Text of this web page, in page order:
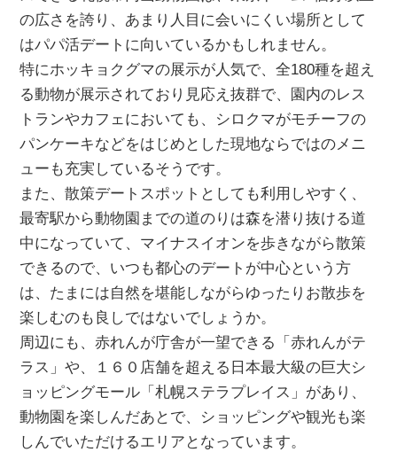
の広さを誇り、あまり人目に会いにくい場所として
はパパ活デートに向いているかもしれません。
特にホッキョクグマの展示が人気で、全180種を超え
る動物が展示されており見応え抜群で、園内のレス
トランやカフェにおいても、シロクマがモチーフの
パンケーキなどをはじめとした現地ならではのメニ
ューも充実しているそうです。
また、散策デートスポットとしても利用しやすく、
最寄駅から動物園までの道のりは森を潜り抜ける道
中になっていて、マイナスイオンを歩きながら散策
できるので、いつも都心のデートが中心という方
は、たまには自然を堪能しながらゆったりお散歩を
楽しむのも良しではないでしょうか。
周辺にも、赤れんが庁舎が一望できる「赤れんがテ
ラス」や、１６０店舗を超える日本最大級の巨大シ
ョッピングモール「札幌ステラプレイス」があり、
動物園を楽しんだあとで、ショッピングや観光も楽
しんでいただけるエリアとなっています。